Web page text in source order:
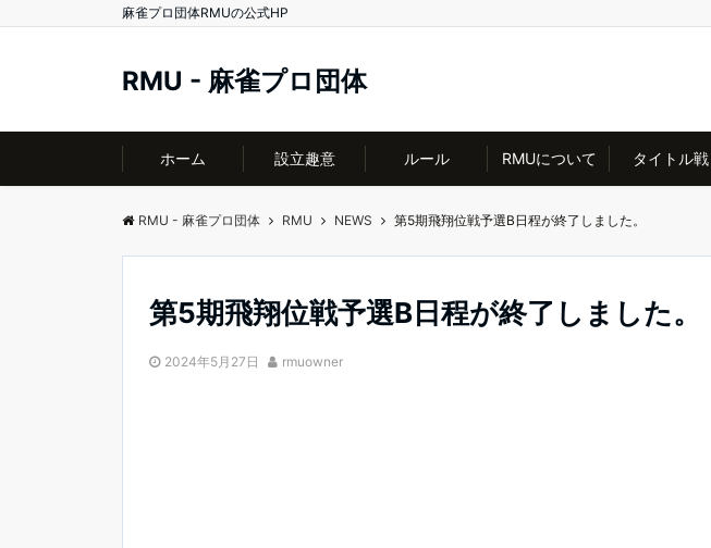
麻雀プロ団体RMUの公式HP
RMU - 麻雀プロ団体
ホーム 設立趣意 ルール RMUについて タイトル戦
RMU - 麻雀プロ団体 RMU NEWS 第5期飛翔位戦予選B日程が終了しました。
第5期飛翔位戦予選B日程が終了しました。
2024年5月27日 rmuowner